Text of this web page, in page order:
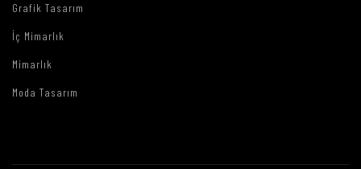
Grafik Tasarım
İç Mimarlık
Mimarlık
Moda Tasarım